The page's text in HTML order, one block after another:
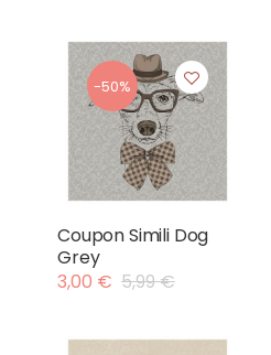
-50%
Coupon Simili Dog
Grey
3,00 € 5,99 €